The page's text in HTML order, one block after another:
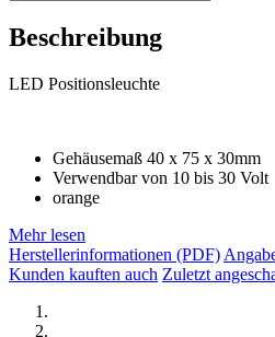
Beschreibung
LED Positionsleuchte
Gehäusemaß 40 x 75 x 30mm
Verwendbar von 10 bis 30 Volt
orange
Mehr lesen
Herstellerinformationen (PDF)
Kunden kauften auch Zuletzt